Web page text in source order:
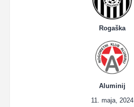
Rogaška
Aluminij
11. maja, 2024